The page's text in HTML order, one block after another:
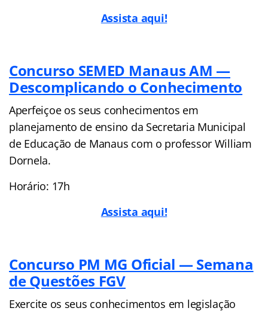
Assista aqui!
Concurso SEMED Manaus AM —
Descomplicando o Conhecimento
Aperfeiçoe os seus conhecimentos em
planejamento de ensino da Secretaria Municipal
de Educação de Manaus com o professor William
Dornela.
Horário: 17h
Assista aqui!
Concurso PM MG Oficial — Semana
de Questões FGV
Exercite os seus conhecimentos em legislação